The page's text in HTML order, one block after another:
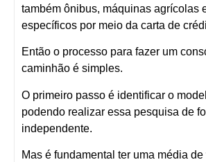
também ônibus, máquinas agrícolas
específicos por meio da carta de
Então o processo para fazer um
caminhão é simples.
O primeiro passo é identificar o
podendo realizar essa pesquisa de
independente.
Mas é fundamental ter uma média